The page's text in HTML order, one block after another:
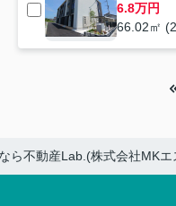
6.8万円
66.02㎡
ら不動産Lab.(株式会社MKエ